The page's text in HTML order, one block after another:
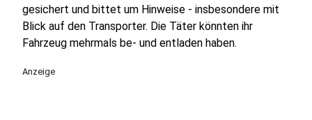
gesichert und bittet um Hinweise - insbesondere mit
Blick auf den Transporter. Die Täter könnten ihr
Fahrzeug mehrmals be- und entladen haben.
Anzeige